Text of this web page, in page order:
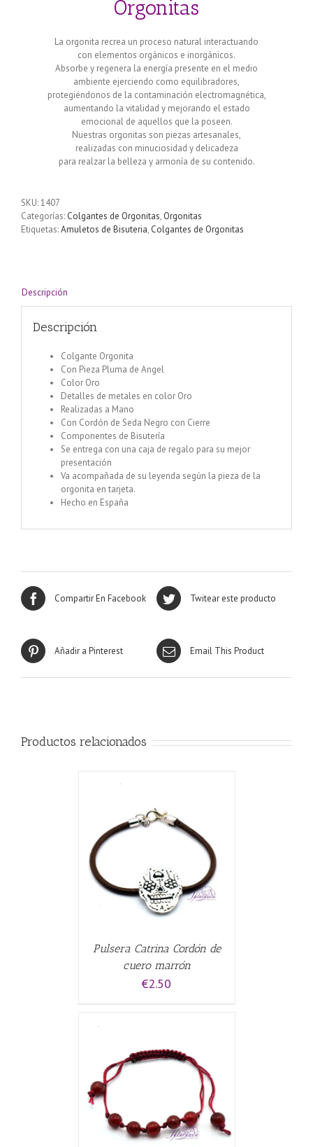
Orgonitas
La orgonita recrea un proceso natural interactuando
con elementos orgánicos e inorgánicos.
Absorbe y regenera la energía presente en el medio
ambiente ejerciendo como equilibradores,
protegiéndonos de la contaminación electromagnética,
aumentando la vitalidad y mejorando el estado
emocional de aquellos que la poseen.
Nuestras orgonitas son piezas artesanales,
realizadas con minuciosidad y delicadeza
para realzar la belleza y armonía de su contenido.
SKU:1407
Categorías: Colgantes de Orgonitas, Orgonitas
Etiquetas:Amuletos de Bisuteria, Colgantes de Orgonitas
Descripción
Descripción
Colgante Orgonita
Con Pieza Pluma de Angel
Color Oro
Detalles de metales en color Oro
Realizadas a Mano
Con Cordón de Seda Negro con Cierre
Componentes de Bisutería
Se entrega con una caja de regalo para su mejor
presentación
Va acompañada de su leyenda según la pieza de la
orgonita en tarjeta.
Hecho en España
Compartir En Facebook Twitear este producto
Añadir a Pinterest Email This Product
Productos relacionados
Pulsera Catrina Cordón de
cuero marrón
€2.50